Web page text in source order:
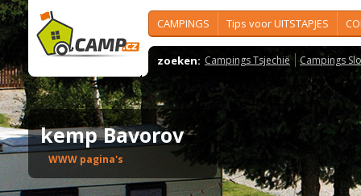
CAMPINGS Tips voor UITSTAPJES
zoeken: Campings Tsjechië Campings
kemp Bavorov
WWW pagina's